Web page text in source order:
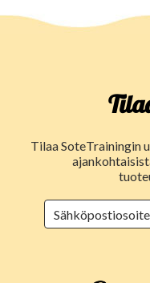
Tilaa SoteTrainingin